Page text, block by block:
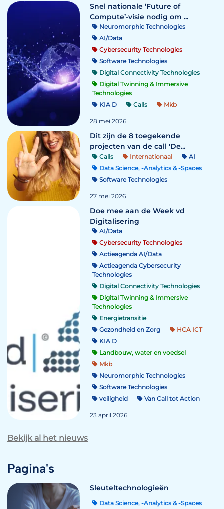
Snel nationale ‘Future of
Compute’-visie nodig om ...
Neuromorphic Technologies
AI/Data
Cybersecurity Technologies
Software Technologies
Digital Connectivity Technologies
Digital Twinning & Immersive
Technologies
KIA D
Calls Mkb
28 mei 2026
Dit zijn de 8 toegekende
projecten van de call 'De...
Calls Internationaal
AI
Data Science, -Analytics & -Spaces
Software Technologies
27 mei 2026
Doe mee aan de Week vd
Digitalisering
AI/Data
Cybersecurity Technologies
Actieagenda AI/Data
Actieagenda Cybersecurity
Technologies
Digital Connectivity Technologies
Digital Twinning & Immersive
Technologies
Energietransitie
Gezondheid en Zorg
HCA ICT
KIA D
Landbouw, water en voedsel
Mkb
Neuromorphic Technologies
Software Technologies
veiligheid
Van Call tot Action
23 april 2026
Bekijk al het nieuws
Pagina's
Sleuteltechnologieën
Data Science, -Analytics & -Spaces